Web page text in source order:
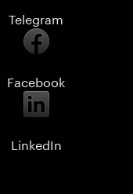
Telegram
Facebook
LinkedIn